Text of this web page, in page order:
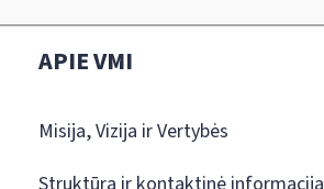
APIE VMI
Misija, Vizija ir Vertybės